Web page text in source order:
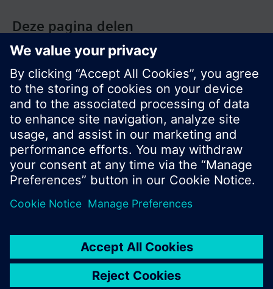
Deze pagina delen
© Siemens Nederland N.V. 2017
Productportfolio en prijzen kunnen variëren per
Bescherming persoonsgegevens
Gebruikershandleiding